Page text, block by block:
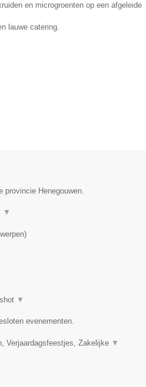
en microgroenten op een afgeleide
lauwe catering.
provincie Henegouwen.
▼
)
▼
evenementen.
Verjaardagsfeestjes, Zakelijke ▼